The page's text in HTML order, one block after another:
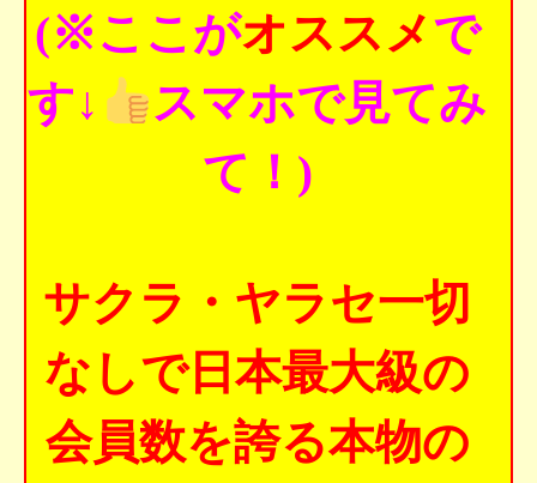
(※ここがオススメで
す↓
スマホで見てみ
て！)
サクラ・ヤラセ一切
なしで日本最大級の
会員数を誇る本物の